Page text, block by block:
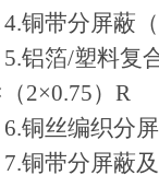
带分屏蔽（
箔/塑料复
2×0.75）R
丝编织分屏
带分屏蔽及